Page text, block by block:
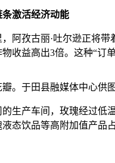
激活经济动能
孜古丽·吐尔逊正将带
收益高出3倍。这种“订
。于田县融媒体中心供图
产车间，玫瑰经过低温
态饮品等高附加值产品